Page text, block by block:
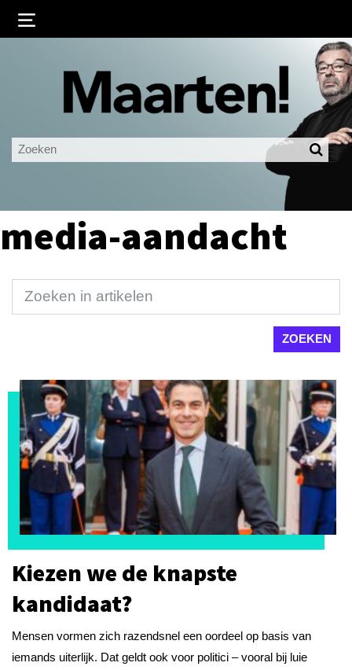
Ingelogd blijven
LOGIN
media-aandacht
Kiezen we de knapste
kandidaat?
Mensen vormen zich razendsnel een oordeel op basis van
iemands uiterlijk. Dat geldt ook voor politici – vooral bij luie